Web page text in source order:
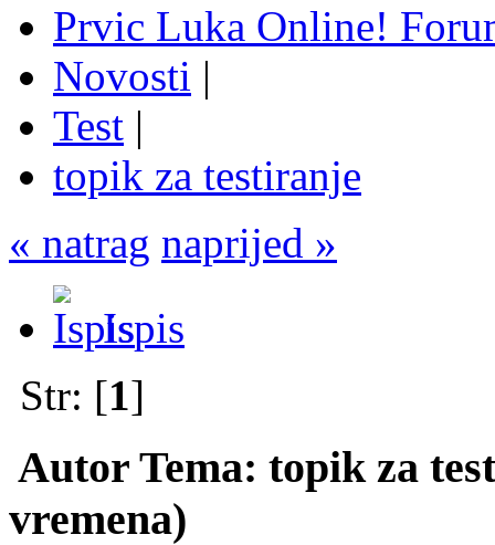
Prvic Luka Online!
Novosti |
Test |
topik za testiranje
« natrag naprijed »
Ispis
Str: [1]
Autor Tema: topik za
vremena)